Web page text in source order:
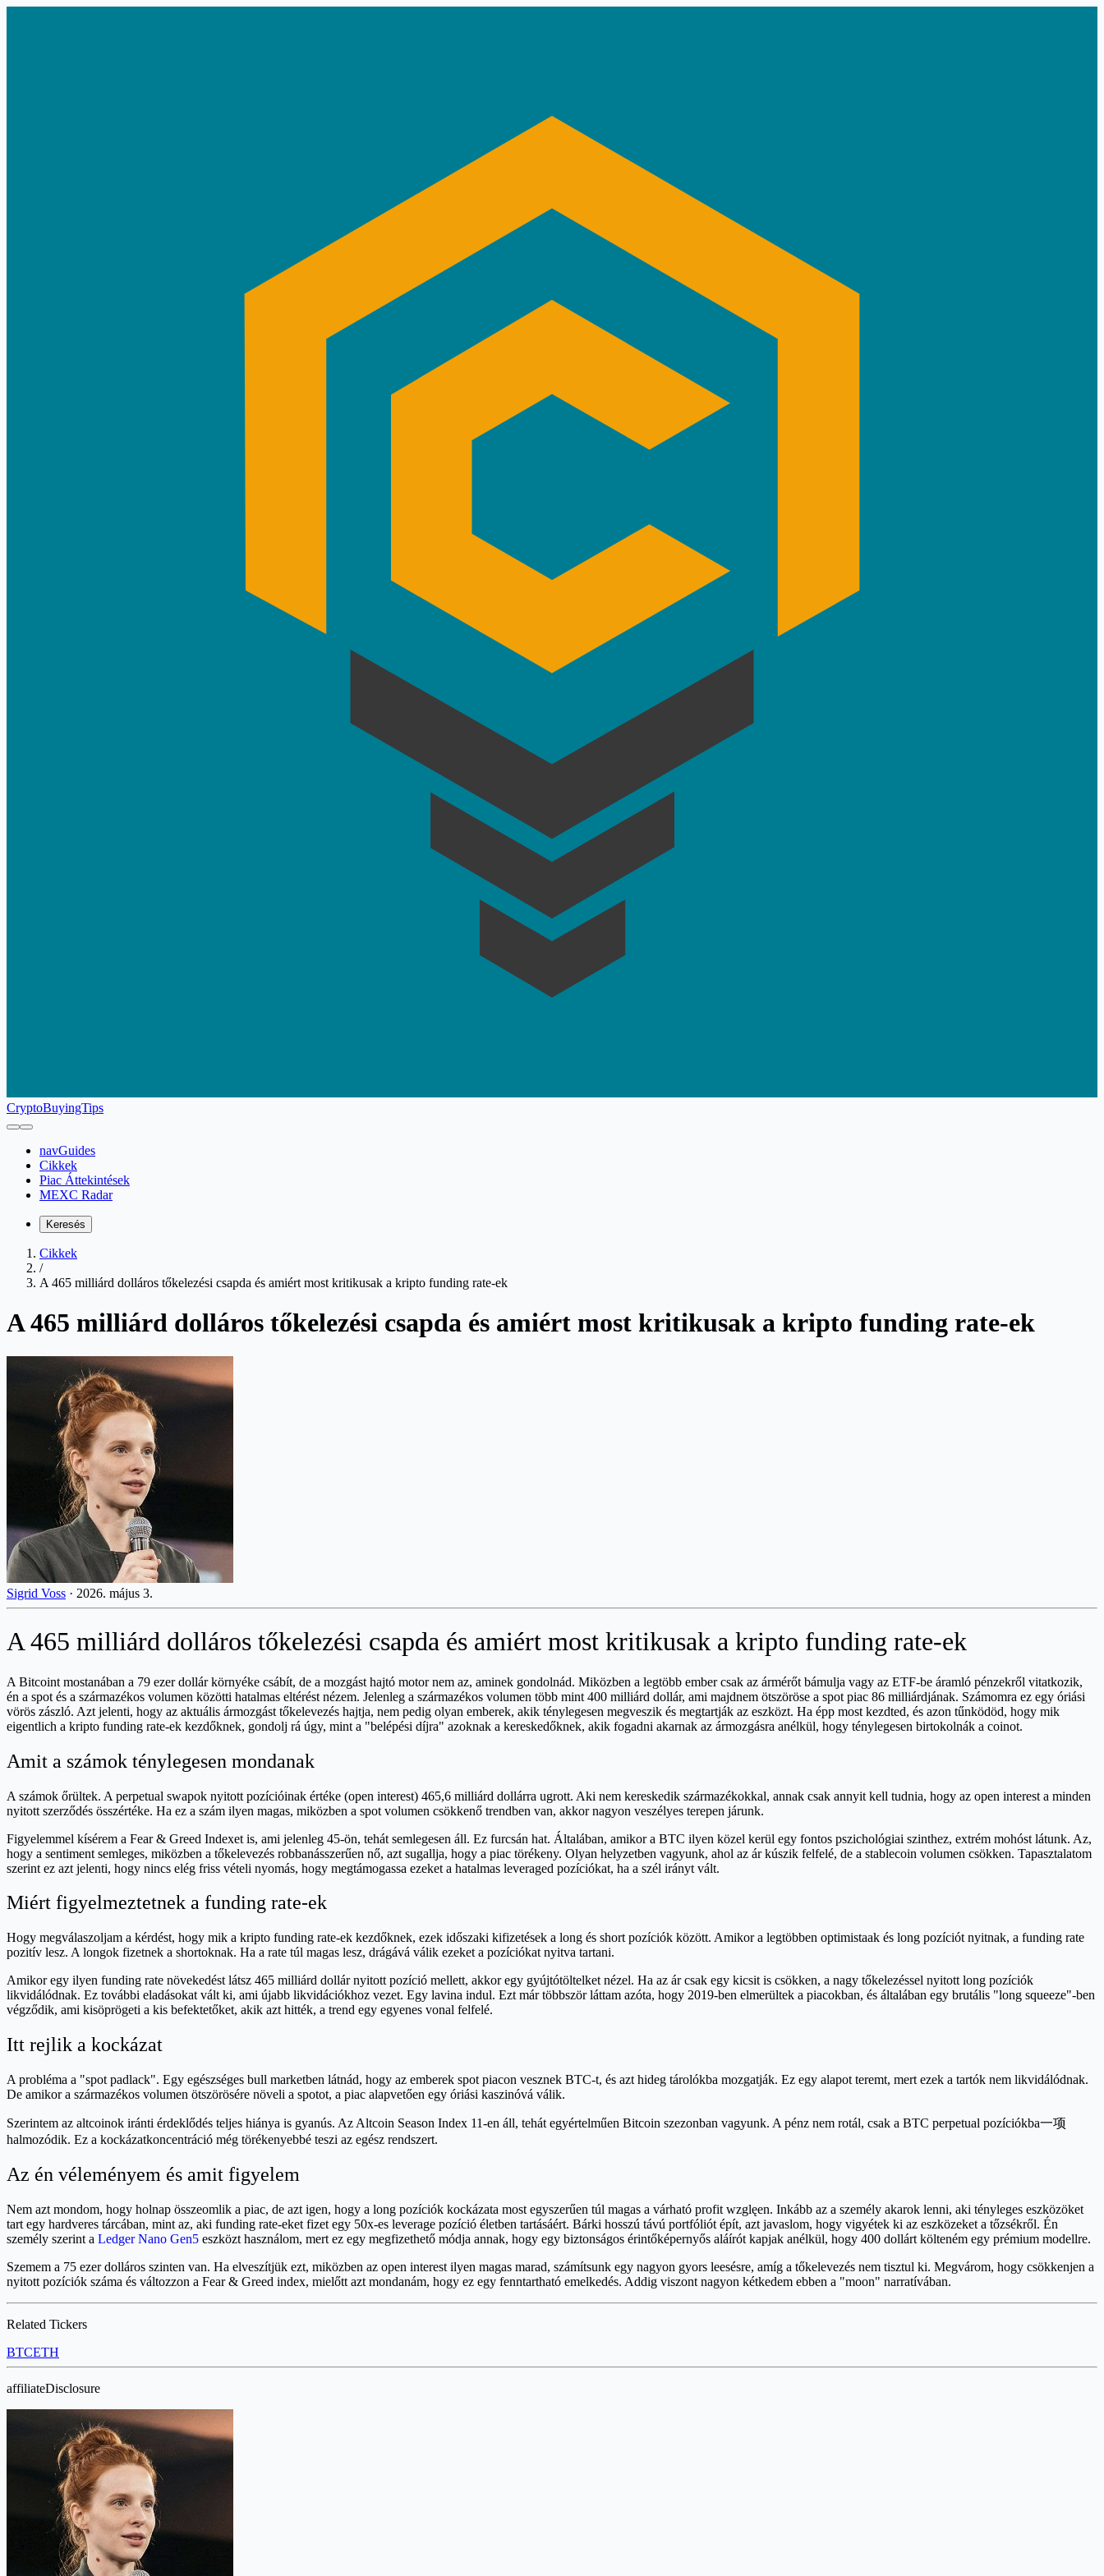
CryptoBuyingTips
navGuides
Cikkek
Piac Áttekintések
MEXC Radar
Keresés
Cikkek
/
A 465 milliárd dolláros tőkelezési csapda és amiért most kritikusak a kripto funding rate-ek
A 465 milliárd dolláros tőkelezési csapda és amiért most kritikusak a kripto funding rate-ek
Sigrid Voss · 2026. május 3.
A 465 milliárd dolláros tőkelezési csapda és amiért most kritikusak a kripto funding rate-ek
A Bitcoint mostanában a 79 ezer dollár környéke csábít, de a mozgást hajtó motor nem az, aminek gondolnád. Miközben a legtöbb ember csak az ármérőt bámulja vagy az ETF-be áramló pénzekről vitatkozik,
én a spot és a származékos volumen közötti hatalmas eltérést nézem. Jelenleg a származékos volumen több mint 400 milliárd dollár, ami majdnem ötszöröse a spot piac 86 milliárdjának. Számomra ez egy óriási
vörös zászló. Azt jelenti, hogy az aktuális ármozgást tőkelevezés hajtja, nem pedig olyan emberek, akik ténylegesen megveszik és megtartják az eszközt. Ha épp most kezdted, és azon tűnködöd, hogy mik
eigentlich a kripto funding rate-ek kezdőknek, gondolj rá úgy, mint a "belépési díjra" azoknak a kereskedőknek, akik fogadni akarnak az ármozgásra anélkül, hogy ténylegesen birtokolnák a coinot.
Amit a számok ténylegesen mondanak
A számok őrültek. A perpetual swapok nyitott pozícióinak értéke (open interest) 465,6 milliárd dollárra ugrott. Aki nem kereskedik származékokkal, annak csak annyit kell tudnia, hogy az open interest a minden
nyitott szerződés összértéke. Ha ez a szám ilyen magas, miközben a spot volumen csökkenő trendben van, akkor nagyon veszélyes terepen járunk.
Figyelemmel kísérem a Fear & Greed Indexet is, ami jelenleg 45-ön, tehát semlegesen áll. Ez furcsán hat. Általában, amikor a BTC ilyen közel kerül egy fontos pszichológiai szinthez, extrém mohóst látunk. Az,
hogy a sentiment semleges, miközben a tőkelevezés robbanásszerűen nő, azt sugallja, hogy a piac törékeny. Olyan helyzetben vagyunk, ahol az ár kúszik felfelé, de a stablecoin volumen csökken. Tapasztalatom
szerint ez azt jelenti, hogy nincs elég friss vételi nyomás, hogy megtámogassa ezeket a hatalmas leveraged pozíciókat, ha a szél irányt vált.
Miért figyelmeztetnek a funding rate-ek
Hogy megválaszoljam a kérdést, hogy mik a kripto funding rate-ek kezdőknek, ezek időszaki kifizetések a long és short pozíciók között. Amikor a legtöbben optimistaak és long pozíciót nyitnak, a funding rate
pozitív lesz. A longok fizetnek a shortoknak. Ha a rate túl magas lesz, drágává válik ezeket a pozíciókat nyitva tartani.
Amikor egy ilyen funding rate növekedést látsz 465 milliárd dollár nyitott pozíció mellett, akkor egy gyújtótöltelket nézel. Ha az ár csak egy kicsit is csökken, a nagy tőkelezéssel nyitott long pozíciók
likvidálódnak. Ez további eladásokat vált ki, ami újabb likvidációkhoz vezet. Egy lavina indul. Ezt már többször láttam azóta, hogy 2019-ben elmerültek a piacokban, és általában egy brutális "long squeeze"-ben
végződik, ami kisöprögeti a kis befektetőket, akik azt hitték, a trend egy egyenes vonal felfelé.
Itt rejlik a kockázat
A probléma a "spot padlack". Egy egészséges bull marketben látnád, hogy az emberek spot piacon vesznek BTC-t, és azt hideg tárolókba mozgatják. Ez egy alapot teremt, mert ezek a tartók nem likvidálódnak.
De amikor a származékos volumen ötszörösére növeli a spotot, a piac alapvetően egy óriási kaszinóvá válik.
Szerintem az altcoinok iránti érdeklődés teljes hiánya is gyanús. Az Altcoin Season Index 11-en áll, tehát egyértelműen Bitcoin szezonban vagyunk. A pénz nem rotál, csak a BTC perpetual pozíciókba一项
halmozódik. Ez a kockázatkoncentráció még törékenyebbé teszi az egész rendszert.
Az én véleményem és amit figyelem
Nem azt mondom, hogy holnap összeomlik a piac, de azt igen, hogy a long pozíciók kockázata most egyszerűen túl magas a várható profit wzglęen. Inkább az a személy akarok lenni, aki tényleges eszközöket
tart egy hardveres tárcában, mint az, aki funding rate-eket fizet egy 50x-es leverage pozíció életben tartásáért. Bárki hosszú távú portfóliót épít, azt javaslom, hogy vigyétek ki az eszközeket a tőzsékről. Én
személy szerint a Ledger Nano Gen5 eszközt használom, mert ez egy megfizethető módja annak, hogy egy biztonságos érintőképernyős aláírót kapjak anélkül, hogy 400 dollárt költeném egy prémium modellre.
Szemem a 75 ezer dolláros szinten van. Ha elveszítjük ezt, miközben az open interest ilyen magas marad, számítsunk egy nagyon gyors leesésre, amíg a tőkelevezés nem tisztul ki. Megvárom, hogy csökkenjen a
nyitott pozíciók száma és változzon a Fear & Greed index, mielőtt azt mondanám, hogy ez egy fenntartható emelkedés. Addig viszont nagyon kétkedem ebben a "moon" narratívában.
Related Tickers
BTCETH
affiliateDisclosure